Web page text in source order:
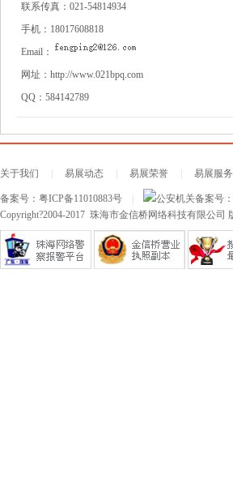
联系传真： 021-54814934
手机： 18017608818
Email：
网址： http://www.021bpq.com
QQ： 584142789
关于我们 易展动态 易展荣誉 易展服务
备案号： 粤ICP备11010883号 公安机关备案号：
Copyright?2004-2017 珠海市金信桥网络科技有限公司